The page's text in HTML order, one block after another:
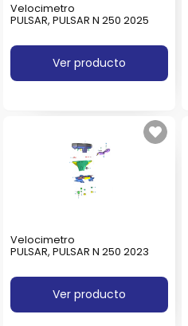
Velocimetro
PULSAR, PULSAR N 250 2025
Ver producto
Velocimetro
PULSAR, PULSAR N 250 2023
Ver producto